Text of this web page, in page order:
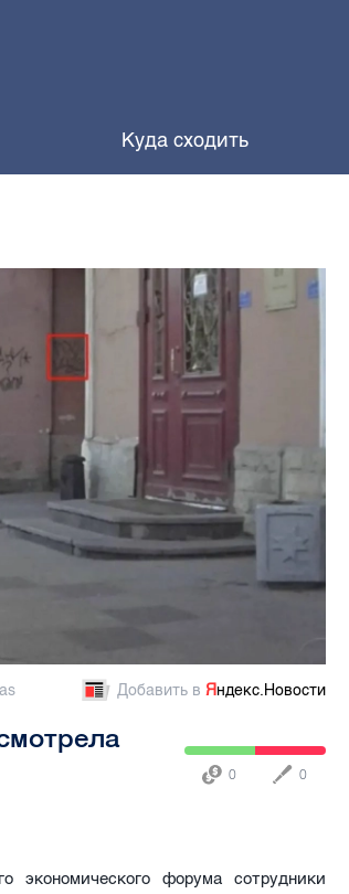
Куда сходить
Добавить в Яндекс.Новости
0 0
экономического форума сотрудники